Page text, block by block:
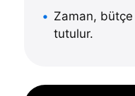
Zaman,
tutulur.